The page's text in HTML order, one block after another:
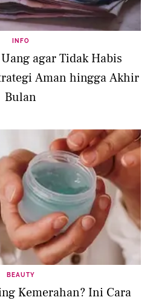
INFO
agar Tidak Habis
Aman hingga Akhir
Bulan
BEAUTY
Kemerahan? Ini Cara